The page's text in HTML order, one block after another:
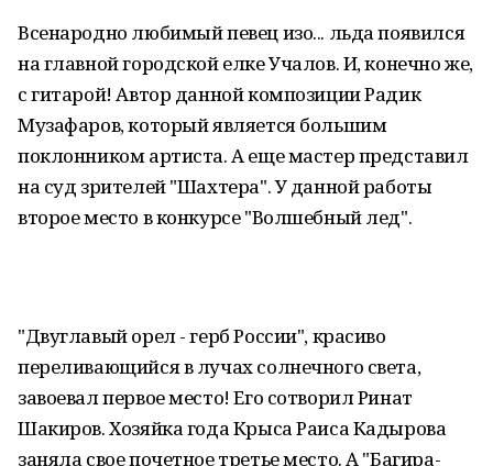
Всенародно любимый певец изо... льда появился
на главной городской елке Учалов. И, конечно же,
с гитарой! Автор данной композиции Радик
Музафаров, который является большим
поклонником артиста. А еще мастер представил
на суд зрителей "Шахтера". У данной работы
второе место в конкурсе "Волшебный лед".
"Двуглавый орел - герб России", красиво
переливающийся в лучах солнечного света,
завоевал первое место! Его сотворил Ринат
Шакиров. Хозяйка года Крыса Раиса Кадырова
заняла свое почетное третье место. А "Багира-